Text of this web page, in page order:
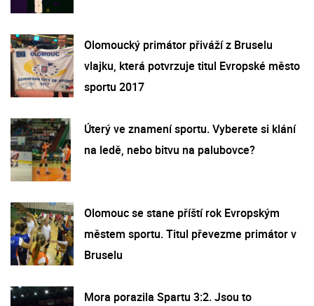
Olomoucký primátor přiváží z Bruselu
vlajku, která potvrzuje titul Evropské město
sportu 2017
Úterý ve znamení sportu. Vyberete si klání
na ledě, nebo bitvu na palubovce?
Olomouc se stane příští rok Evropským
městem sportu. Titul převezme primátor v
Bruselu
Mora porazila Spartu 3:2. Jsou to